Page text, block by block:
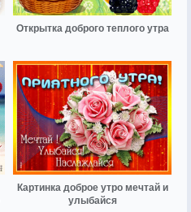
Открытка доброго теплого утра
Картинка доброе утро мечтай и
улыбайся